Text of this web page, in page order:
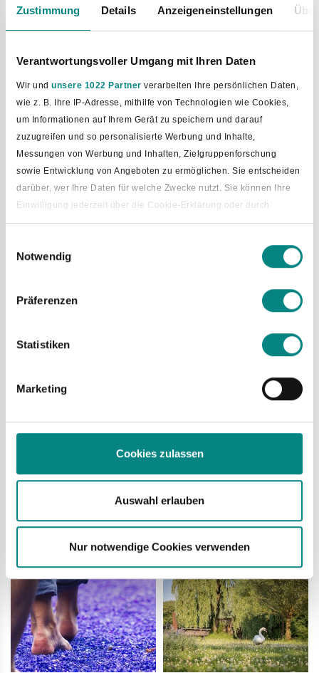
Zustimmung Details Anzeigeneinstellungen
Verantwortungsvoller Umgang mit Ihren Daten
Wir und unsere 1022 Partner verarbeiten Ihre persönlichen Daten,
wie z. B. Ihre IP-Adresse, mithilfe von Technologien wie Cookies,
um Informationen auf Ihrem Gerät zu speichern und darauf
zuzugreifen und so personalisierte Werbung und Inhalte,
Messungen von Werbung und Inhalten, Zielgruppenforschung
sowie Entwicklung von Angeboten zu ermöglichen. Sie entscheiden
darüber, wer Ihre Daten für welche Zwecke nutzt. Sie können Ihre
Einwilligung jederzeit über die Cookie-Erklärung oder durch
Klicken auf das Privacy Trigger Symbol ändern oder widerrufen
Wenn Sie es erlauben, würden wir auch gerne:
Erfahren Sie mehr darüber, wie Ihre persönlichen Daten verarbeitet
Notwendig
Präferenzen
Statistiken
Marketing
Cookies zulassen
Auswahl erlauben
Nur notwendige Cookies verwenden